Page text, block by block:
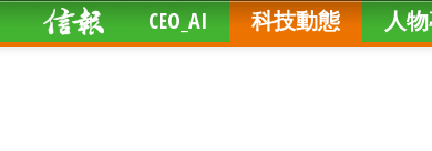
CEO_AI 科技動態 人